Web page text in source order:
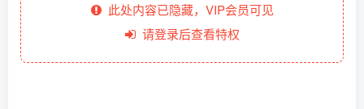
此处内容已隐藏，VIP会员可见
请登录后查看特权